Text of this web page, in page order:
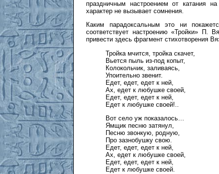
праздничным настроением от катания
характер не вызывает сомнения.
Каким парадоксальным это ни
соответствует настроению «Тройки» П.
привести здесь фрагмент стихотворения
Тройка мчится, тройка скачет,
Вьется пыль из-под копыт,
Колокольчик, заливаясь,
Упоительно звенит.
Едет, едет, едет к ней,
Ах, едет к любушке своей,
Едет, едет, едет к ней,
Едет к любушке своей!..
Вот село уж показалось…
Ямщик песню затянул,
Песню звонкую, родную,
Про зазнобушку свою.
Едет, едет, едет к ней,
Ах, едет к любушке своей,
Едет, едет, едет к ней,
Едет к любушке своей.